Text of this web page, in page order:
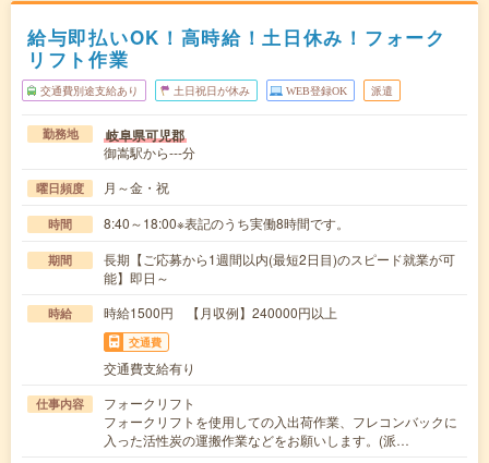
給与即払いOK！高時給！土日休み！フォーク
リフト作業
交通費別途支給あり 土日祝日が休み WEB登録OK 派遣
勤務地 岐阜県可児郡
御嵩駅から---分
曜日頻度 月～金・祝
時間 8:40～18:00※表記のうち実働8時間です。
期間
長期【ご応募から1週間以内(最短2日目)のスピード就業が可
能】即日～
時給 時給1500円 【月収例】240000円以上
交通費
交通費支給有り
仕事内容
フォークリフト
フォークリフトを使用しての入出荷作業、フレコンバックに
入った活性炭の運搬作業などをお願いします。(派…